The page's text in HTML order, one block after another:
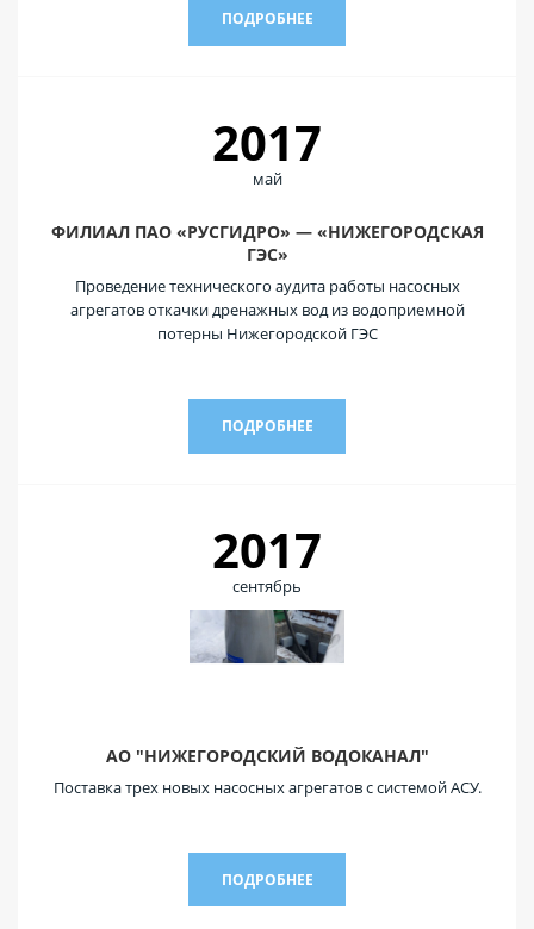
ПОДРОБНЕЕ
2017
май
ФИЛИАЛ ПАО «РУСГИДРО» — «НИЖЕГОРОДСКАЯ
ГЭС»
Проведение технического аудита работы насосных
агрегатов откачки дренажных вод из водоприемной
потерны Нижегородской ГЭС
ПОДРОБНЕЕ
2017
сентябрь
АО "НИЖЕГОРОДСКИЙ ВОДОКАНАЛ"
Поставка трех новых насосных агрегатов с системой АСУ.
ПОДРОБНЕЕ